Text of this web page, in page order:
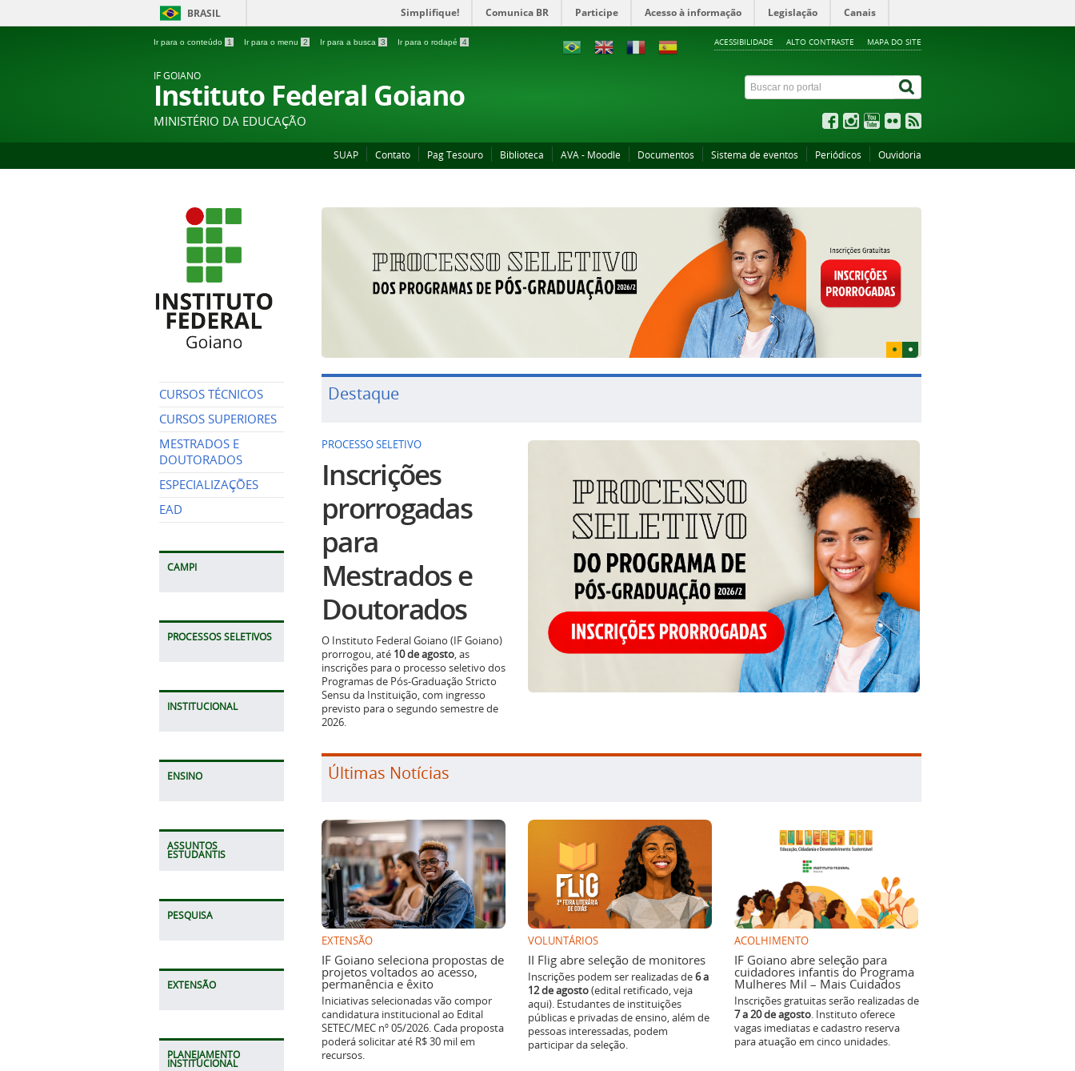
BRASIL Simplifique! Comunica BR Participe Acesso à informação Legislação Canais
Ir para o conteúdo 1 Ir para o menu 2 Ir para a busca 3 Ir para o rodapé 4 ACESSIBILIDADE ALTO CONTRASTE MAPA DO SITE
IF GOIANO
Instituto Federal Goiano
MINISTÉRIO DA EDUCAÇÃO
SUAP Contato Pag Tesouro Biblioteca AVA - Moodle Documentos Sistema de eventos Periódicos Ouvidoria
CURSOS TÉCNICOS
CURSOS SUPERIORES
MESTRADOS E
DOUTORADOS
ESPECIALIZAÇÕES
EAD
CAMPI
PROCESSOS SELETIVOS
INSTITUCIONAL
ENSINO
ASSUNTOS
ESTUDANTIS
PESQUISA
EXTENSÃO
PLANEJAMENTO
INSTITUCIONAL
Destaque
PROCESSO SELETIVO
Inscrições
prorrogadas
para
Mestrados e
Doutorados
O Instituto Federal Goiano (IF Goiano)
prorrogou, até 10 de agosto, as
inscrições para o processo seletivo dos
Programas de Pós-Graduação Stricto
Sensu da Instituição, com ingresso
previsto para o segundo semestre de
2026.
Últimas Notícias
EXTENSÃO
IF Goiano seleciona propostas de
projetos voltados ao acesso,
permanência e êxito
Iniciativas selecionadas vão compor
candidatura institucional ao Edital
SETEC/MEC nº 05/2026. Cada proposta
poderá solicitar até R$ 30 mil em
recursos.
VOLUNTÁRIOS
II Flig abre seleção de monitores
Inscrições podem ser realizadas de6 a
12 de agosto(edital retificado, veja
aqui). Estudantes de instituições
públicas e privadas de ensino, além de
pessoas interessadas, podem
participar da seleção.
ACOLHIMENTO
IF Goiano abre seleção para
cuidadores infantis do Programa
Mulheres Mil – Mais Cuidados
Inscrições gratuitas serão realizadas de
7 a 20 de agosto. Instituto oferece
vagas imediatas e cadastro reserva
para atuação em cinco unidades.